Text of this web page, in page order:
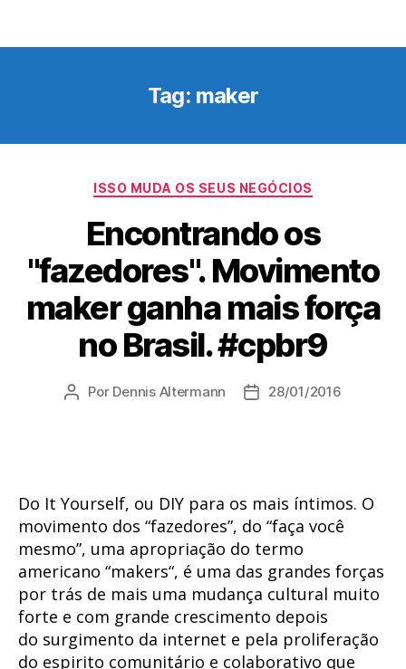
Tag: maker
Categorias
ISSO MUDA OS SEUS NEGÓCIOS
Encontrando os
"fazedores". Movimento
maker ganha mais força
no Brasil. #cpbr9
Autor
Por Dennis Altermann
Data28/01/2016
Do It Yourself, ou DIY para os mais íntimos. O
movimento dos “fazedores”, do “faça você
mesmo”, uma apropriação do termo
americano “makers“, é uma das grandes forças
por trás de mais uma mudança cultural muito
forte e com grande crescimento depois
do surgimento da internet e pela proliferação
do espirito comunitário e colaborativo que